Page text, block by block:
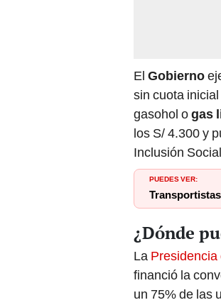
El Gobierno
sin cuota
gasohol ogas
los S/ 4.300 y
Inclusión
PUEDES VER:
¿Dónde
La Presidencia
financió la
un 75% de las